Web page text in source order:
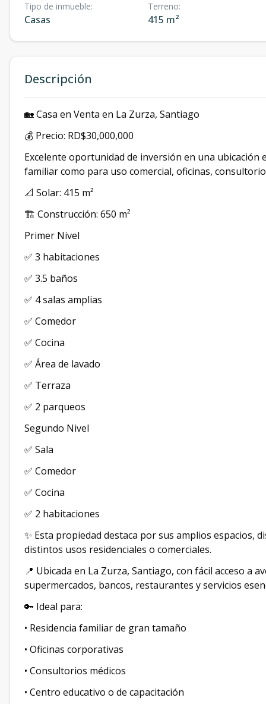
Tipo de inmueble:
Casas
Terreno:
415 m²
Descripción
🏡 Casa en Venta en La Zurza, Santiago
💰 Precio: RD$30,000,000
Excelente oportunidad de inversión en una
familiar como para uso comercial, oficinas,
📐 Solar: 415 m²
🏗️ Construcción: 650 m²
Primer Nivel
✅ 3 habitaciones
✅ 3.5 baños
✅ 4 salas amplias
✅ Comedor
✅ Cocina
✅ Área de lavado
✅ Terraza
✅ 2 parqueos
Segundo Nivel
✅ Sala
✅ Comedor
✅ Cocina
✅ 2 habitaciones
✨ Esta propiedad destaca por sus amplios
distintos usos residenciales o comerciales.
📍 Ubicada en La Zurza, Santiago, con fácil acceso a
supermercados, bancos, restaurantes y servicios
🔑 Ideal para:
• Residencia familiar de gran tamaño
• Oficinas corporativas
• Consultorios médicos
• Centro educativo o de capacitación